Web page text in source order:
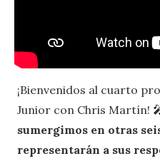
¡Bienvenidos al cuarto
Junior con Chris Martín!
sumergimos en otras
representarán a sus